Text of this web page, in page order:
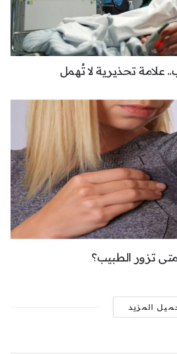
علامة تحذيرية لا تُهمل
تزور الطبيب؟
المزيد